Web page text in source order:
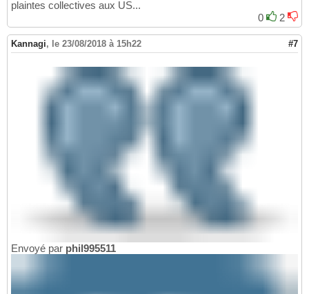
plaintes collectives aux US...
0
2
Kannagi, le 23/08/2018 à 15h22 #7
Envoyé par phil995511